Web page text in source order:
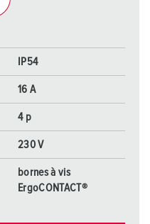
IP54
16 A
4 p
230 V
bornes à vis
ErgoCONTACT®